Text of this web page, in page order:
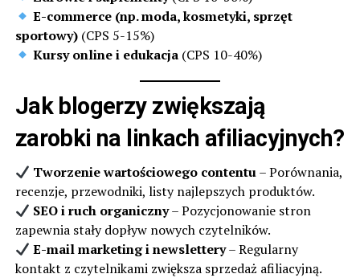
E-commerce (np. moda, kosmetyki, sprzęt
sportowy)(CPS 5-15%)
Kursy online i edukacja(CPS 10-40%)
Jak blogerzy zwiększają
zarobki na linkach afiliacyjnych?
Tworzenie wartościowego contentu– Porównania,
recenzje, przewodniki, listy najlepszych produktów.
SEO i ruch organiczny– Pozycjonowanie stron
zapewnia stały dopływ nowych czytelników.
E-mail marketing i newslettery– Regularny
kontakt z czytelnikami zwiększa sprzedaż afiliacyjną.